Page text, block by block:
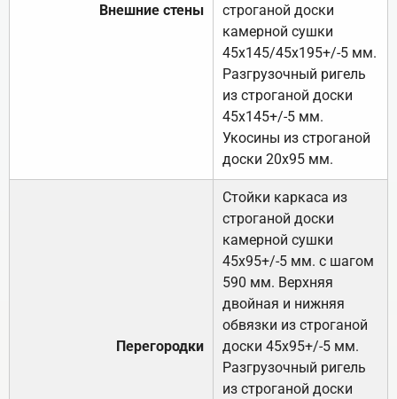
Внешние стены
строганой доски
камерной сушки
45х145/45х195+/-5 мм.
Разгрузочный ригель
из строганой доски
45х145+/-5 мм.
Укосины из строганой
доски 20х95 мм.
Перегородки
Стойки каркаса из
строганой доски
камерной сушки
45х95+/-5 мм. с шагом
590 мм. Верхняя
двойная и нижняя
обвязки из строганой
доски 45х95+/-5 мм.
Разгрузочный ригель
из строганой доски